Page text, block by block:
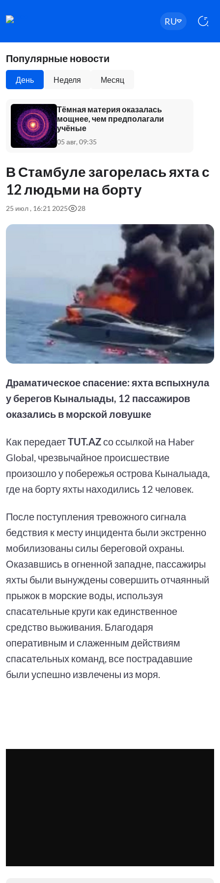
RU
Популярные новости
День Неделя Месяц
Тёмная материя оказалась
мощнее, чем предполагали
учёные
05 авг, 09:35
В Стамбуле загорелась яхта с
12 людьми на борту
25 июл , 16:21 2025 28
Драматическое спасение: яхта вспыхнула
у берегов Кыналыады, 12 пассажиров
оказались в морской ловушке
Как передаетTUT.AZсо ссылкой на Haber
Global, чрезвычайное происшествие
произошло у побережья острова Кыналыада,
где на борту яхты находились 12 человек.
После поступления тревожного сигнала
бедствия к месту инцидента были экстренно
мобилизованы силы береговой охраны.
Оказавшись в огненной западне, пассажиры
яхты были вынуждены совершить отчаянный
прыжок в морские воды, используя
спасательные круги как единственное
средство выживания. Благодаря
оперативным и слаженным действиям
спасательных команд, все пострадавшие
были успешно извлечены из моря.